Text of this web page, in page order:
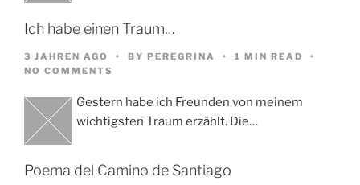
Ich habe einen Traum…
3 JAHREN AGO BY PEREGRINA
1 MIN READ
NO COMMENTS
Gestern habe ich Freunden von meinem
wichtigsten Traum erzählt. Die…
Poema del Camino de Santiago